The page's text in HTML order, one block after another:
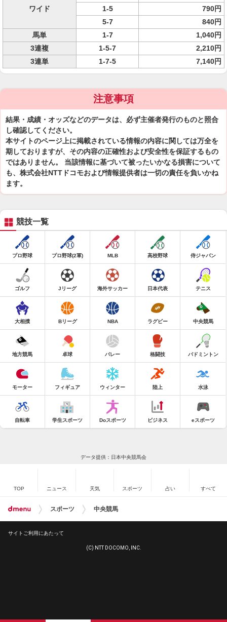
ワイド
1-5
790円
5-7
840円
馬単
1-7
1,040円
3連複
1-5-7
2,210円
3連単
1-7-5 7,140円
注意事項
結果・成績・オッズなどのデータは、必ず主催者発行のものと照合
し確認してください。
本サイトのページ上に掲載されている情報の内容に関しては万全を
期しておりますが、その内容の正確性および安全性を保証するもの
ではありません。 当該情報に基づいて被ったいかなる損害について
も、株式会社NTTドコモおよび情報提供者は一切の責任を負いかね
ます。
競技一覧
プロ野球 プロ野球(2軍) MLB 高校野球 侍ジャパン
ゴルフ Jリーグ 海外サッカー 日本代表 テニス
大相撲 Bリーグ NBA ラグビー 中央競馬
地方競馬 卓球 バレー 格闘技 バドミントン
モーター フィギュア ウィンター 陸上 水泳
自転車 学生スポーツ Doスポーツ ビジネス eスポーツ
データ提供：日本中央競馬会
TOP ニュース 天気 スポーツ 占い すべて
スポーツ 中央競馬
サイトご利用にあたって
(C) NTT DOCOMO, INC.